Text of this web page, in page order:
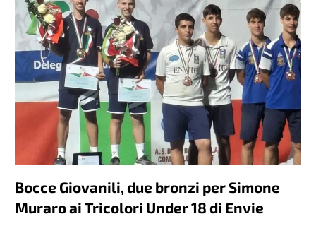
Bocce Giovanili, due bronzi per Simone
Muraro ai Tricolori Under 18 di Envie